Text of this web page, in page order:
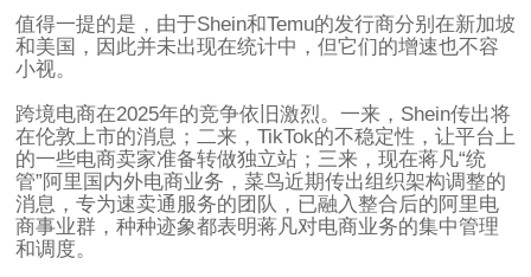
值得一提的是，由于Shein和Temu的发行商分别在新加坡
和美国，因此并未出现在统计中，但它们的增速也不容
小视。
跨境电商在2025年的竞争依旧激烈。一来，Shein传出将
在伦敦上市的消息；二来，TikTok的不稳定性，让平台上
的一些电商卖家准备转做独立站；三来，现在蒋凡“统
管”阿里国内外电商业务，菜鸟近期传出组织架构调整的
消息，专为速卖通服务的团队，已融入整合后的阿里电
商事业群，种种迹象都表明蒋凡对电商业务的集中管理
和调度。